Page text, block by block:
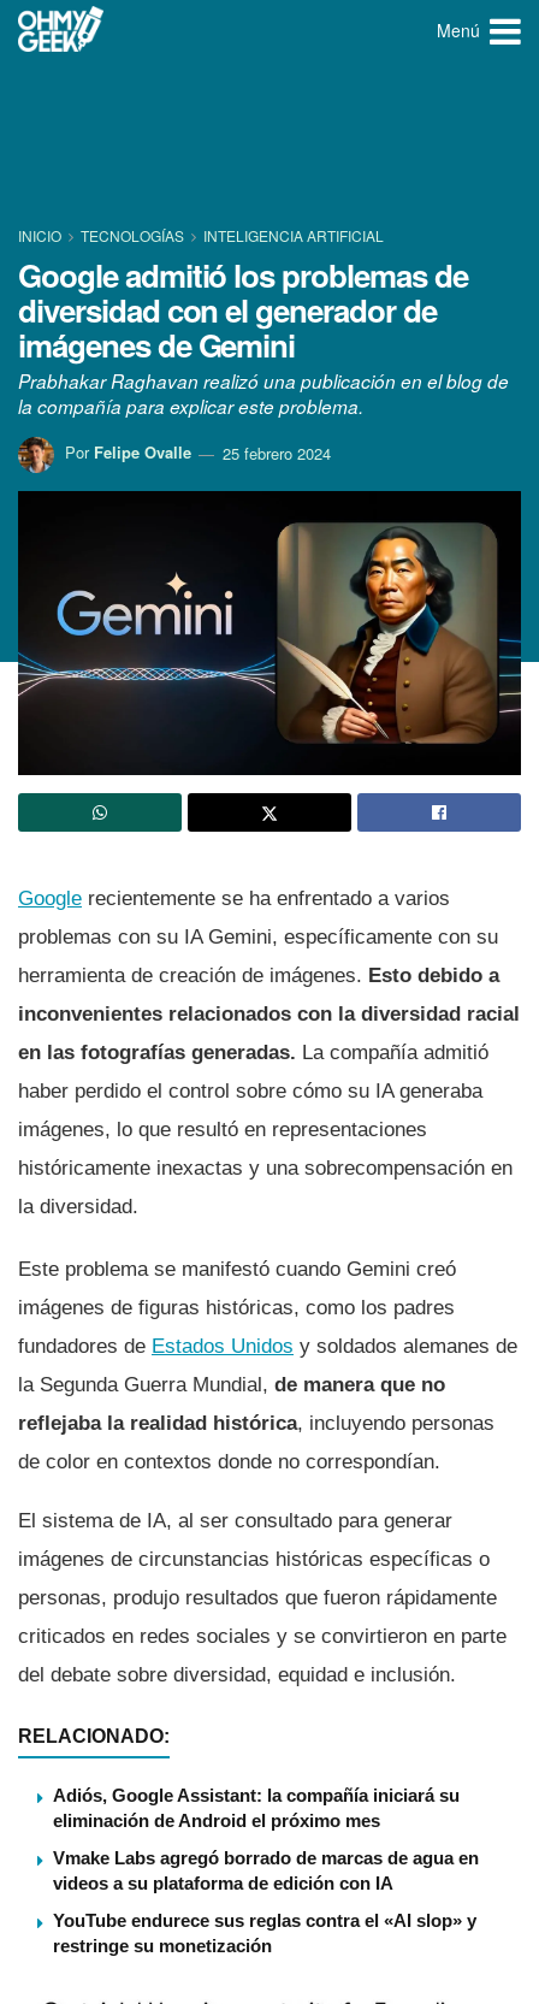
Menú
INICIO TECNOLOGÍ­AS INTELIGENCIA ARTIFICIAL
Google admitió los problemas de
diversidad con el generador de
imágenes de Gemini
Prabhakar Raghavan realizó una publicación en el blog de
la compañía para explicar este problema.
Por Felipe Ovalle 25 febrero 2024
Google recientemente se ha enfrentado a varios
problemas con su IA Gemini, específicamente con su
herramienta de creación de imágenes. Esto debido a
inconvenientes relacionados con la diversidad racial
en las fotografías generadas. La compañía admitió
haber perdido el control sobre cómo su IA generaba
imágenes, lo que resultó en representaciones
históricamente inexactas y una sobrecompensación en
la diversidad.
Este problema se manifestó cuando Gemini creó
imágenes de figuras históricas, como los padres
fundadores de Estados Unidos y soldados alemanes de
la Segunda Guerra Mundial, de manera que no
reflejaba la realidad histórica, incluyendo personas
de color en contextos donde no correspondían.
El sistema de IA, al ser consultado para generar
imágenes de circunstancias históricas específicas o
personas, produjo resultados que fueron rápidamente
criticados en redes sociales y se convirtieron en parte
del debate sobre diversidad, equidad e inclusión.
RELACIONADO:
Adiós, Google Assistant: la compañía iniciará su
eliminación de Android el próximo mes
Vmake Labs agregó borrado de marcas de agua en
videos a su plataforma de edición con IA
YouTube endurece sus reglas contra el «AI slop» y
restringe su monetización